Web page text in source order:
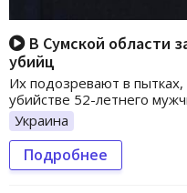
В Сумской области
убийц
Их подозревают в
убийстве 52-летнего
Украина
Подробнее